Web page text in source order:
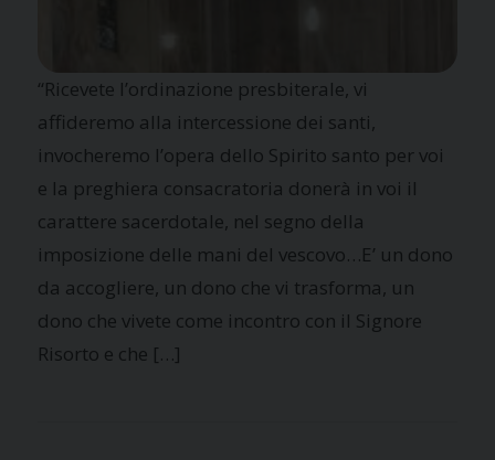
“Ricevete l’ordinazione presbiterale, vi
affideremo alla intercessione dei santi,
invocheremo l’opera dello Spirito santo per voi
e la preghiera consacratoria donerà in voi il
carattere sacerdotale, nel segno della
imposizione delle mani del vescovo…E’ un dono
da accogliere, un dono che vi trasforma, un
dono che vivete come incontro con il Signore
Risorto e che […]